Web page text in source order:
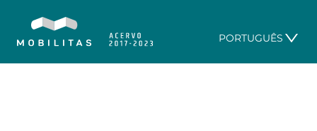
PORTUGUÊS